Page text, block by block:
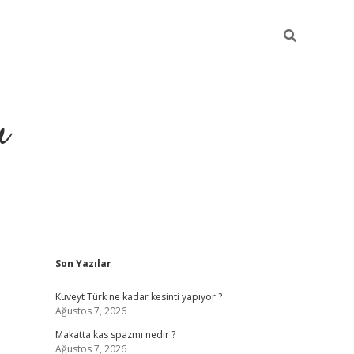
Sidebar
Son Yazılar
Kuveyt Türk ne kadar kesinti yapıyor ?
Ağustos 7, 2026
Makatta kas spazmı nedir ?
Ağustos 7, 2026